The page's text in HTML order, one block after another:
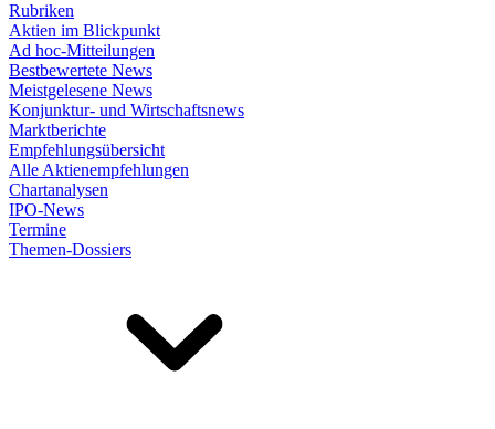
Rubriken
Aktien im Blickpunkt
Ad hoc-Mitteilungen
Bestbewertete News
Meistgelesene News
Konjunktur- und Wirtschaftsnews
Marktberichte
Empfehlungsübersicht
Alle Aktienempfehlungen
Chartanalysen
IPO-News
Termine
Themen-Dossiers